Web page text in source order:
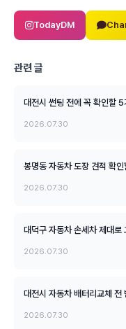
TodayDM
관련 글
대전시 썬팅 전에 꼭 확인할
2026.07.30
봉명동 자동차 도장 견적 확
2026.07.30
대덕구 자동차 손세차 제대로
2026.07.30
대전시 자동차 배터리교체
2026.07.30